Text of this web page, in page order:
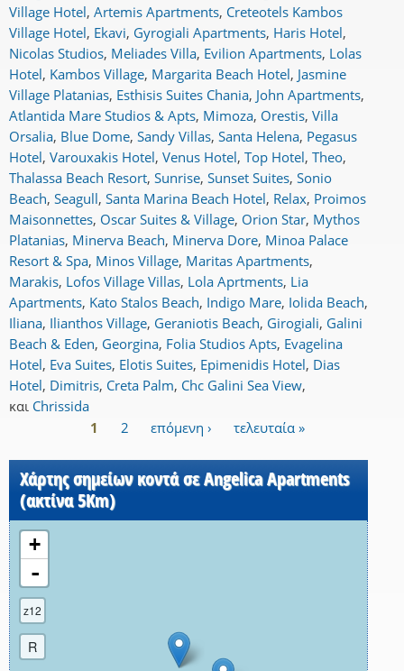
Village Hotel, Artemis Apartments, Creteotels Kambos
Village Hotel, Ekavi, Gyrogiali Apartments, Haris Hotel,
Nicolas Studios, Meliades Villa, Evilion Apartments, Lolas
Hotel, Kambos Village, Margarita Beach Hotel, Jasmine
Village Platanias, Esthisis Suites Chania, John Apartments,
Atlantida Mare Studios & Apts, Mimoza, Orestis, Villa
Orsalia, Blue Dome, Sandy Villas, Santa Helena, Pegasus
Hotel, Varouxakis Hotel, Venus Hotel, Top Hotel, Theo,
Thalassa Beach Resort, Sunrise, Sunset Suites, Sonio
Beach, Seagull, Santa Marina Beach Hotel, Relax, Proimos
Maisonnettes, Oscar Suites & Village, Orion Star, Mythos
Platanias, Minerva Beach, Minerva Dore, Minoa Palace
Resort & Spa, Minos Village, Maritas Apartments,
Marakis, Lofos Village Villas, Lola Aprtments, Lia
Apartments, Kato Stalos Beach, Indigo Mare, Iolida Beach,
Iliana, Ilianthos Village, Geraniotis Beach, Girogiali, Galini
Beach & Eden, Georgina, Folia Studios Apts, Evagelina
Hotel, Eva Suites, Elotis Suites, Epimenidis Hotel, Dias
Hotel, Dimitris, Creta Palm, Chc Galini Sea View,
και Chrissida
1 2 επόμενη › τελευταία »
Χάρτης σημείων κοντά σε Angelica Apartments
(ακτίνα 5Km)
+
-
z12
R